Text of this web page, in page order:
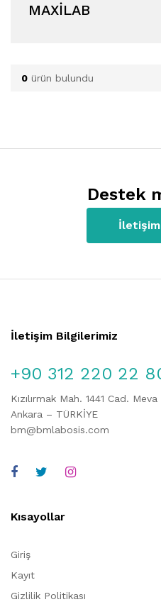
MAXİLAB
0 ürün bulundu
Destek
İletişim Bilgilerimiz
+90 312 220 22
Kızılırmak Mah. 1441 Cad.
Ankara – TÜRKİYE
bm@bmlabosis.com
Kısayollar
Giriş
Kayıt
Gizlilik Politikası